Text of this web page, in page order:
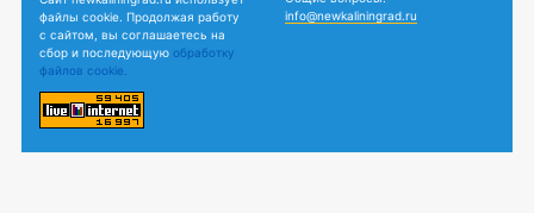
файлы cookie. Продолжая работу
с сайтом, вы соглашаетесь на
сбор и последующую обработку
файлов cookie.
info@newkaliningrad.ru